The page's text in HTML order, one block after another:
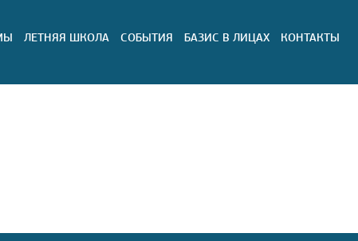
ЛЕТНЯЯ ШКОЛА СОБЫТИЯ БАЗИС В ЛИЦАХ КОНТАКТЫ